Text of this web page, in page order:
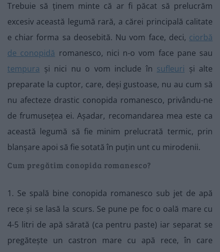
Trebuie să ținem minte că ar fi păcat să prelucrăm
excesiv această legumă rară, a cărei principală calitate
e chiar forma sa deosebită. Nu vom face, deci, ciorbă
de conopidă romanesco, nici n-o vom face pane sau
tempura și nici nu o vom include în sufleuri și alte
preparate la cuptor, care, deși gustoase, nu au cum să
nu afecteze drastic conopida romanesco, privându-ne
de frumusețea ei. Așadar, recomandarea mea este ca
această legumă să fie minim prelucrată termic, prin
blanșare apoi să fie sotată în puțin unt cu mirodenii.
Cum pregătim conopida romanesco?
1. Se spală bine conopida romanesco sub jet de apă
rece și se lasă la scurs. Se pune pe foc o oală mare cu
4-5 litri de apă sărată (ca pentru paste) iar separat se
pregătește un castron mare cu apă rece, în care